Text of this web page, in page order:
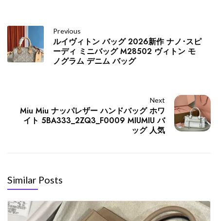
Previous
ルイヴィトン バッグ 2026新作 ナノ･スピ
ーディ ミニバッグ M28502 ヴィトン モ
ノグラム デニム バッグ
Next
Miu Miu ナッパレザー ハンドバッグ ホワ
イト 5BA333_2ZQ3_F0009 MIUMIU バ
ッグ 人気
Similar Posts